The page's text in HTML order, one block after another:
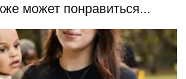
может понравиться...